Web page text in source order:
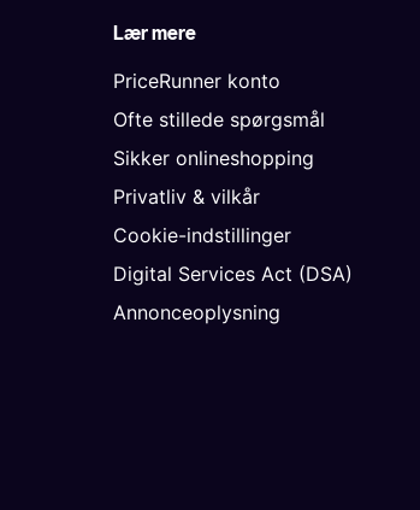
Lær mere
PriceRunner konto
Ofte stillede spørgsmål
Sikker onlineshopping
Privatliv & vilkår
Cookie-indstillinger
Digital Services Act (DSA)
Annonceoplysning